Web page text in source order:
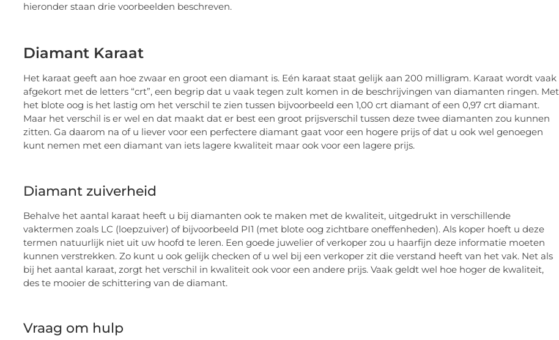
hieronder staan drie voorbeelden beschreven.
Diamant Karaat
Het karaat geeft aan hoe zwaar en groot een diamant is. Eén karaat staat gelijk aan 200 milligram. Karaat wordt vaak
afgekort met de letters “crt”, een begrip dat u vaak tegen zult komen in de beschrijvingen van diamanten ringen. Met
het blote oog is het lastig om het verschil te zien tussen bijvoorbeeld een 1,00 crt diamant of een 0,97 crt diamant.
Maar het verschil is er wel en dat maakt dat er best een groot prijsverschil tussen deze twee diamanten zou kunnen
zitten. Ga daarom na of u liever voor een perfectere diamant gaat voor een hogere prijs of dat u ook wel genoegen
kunt nemen met een diamant van iets lagere kwaliteit maar ook voor een lagere prijs.
Diamant zuiverheid
Behalve het aantal karaat heeft u bij diamanten ook te maken met de kwaliteit, uitgedrukt in verschillende
vaktermen zoals LC (loepzuiver) of bijvoorbeeld PI1 (met blote oog zichtbare oneffenheden). Als koper hoeft u deze
termen natuurlijk niet uit uw hoofd te leren. Een goede juwelier of verkoper zou u haarfijn deze informatie moeten
kunnen verstrekken. Zo kunt u ook gelijk checken of u wel bij een verkoper zit die verstand heeft van het vak. Net als
bij het aantal karaat, zorgt het verschil in kwaliteit ook voor een andere prijs. Vaak geldt wel hoe hoger de kwaliteit,
des te mooier de schittering van de diamant.
Vraag om hulp